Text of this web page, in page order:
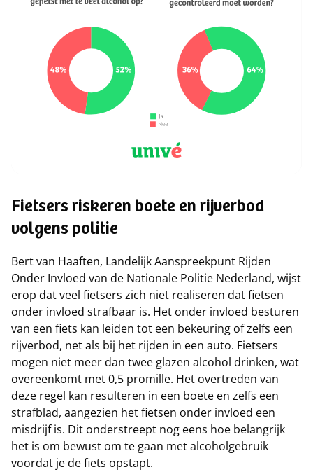
Fietsers riskeren boete en rijverbod
volgens politie
Bert van Haaften, Landelijk Aanspreekpunt Rijden
Onder Invloed van de Nationale Politie Nederland, wijst
erop dat veel fietsers zich niet realiseren dat fietsen
onder invloed strafbaar is. Het onder invloed besturen
van een fiets kan leiden tot een bekeuring of zelfs een
rijverbod, net als bij het rijden in een auto. Fietsers
mogen niet meer dan twee glazen alcohol drinken, wat
overeenkomt met 0,5 promille. Het overtreden van
deze regel kan resulteren in een boete en zelfs een
strafblad, aangezien het fietsen onder invloed een
misdrijf is. Dit onderstreept nog eens hoe belangrijk
het is om bewust om te gaan met alcoholgebruik
voordat je de fiets opstapt.